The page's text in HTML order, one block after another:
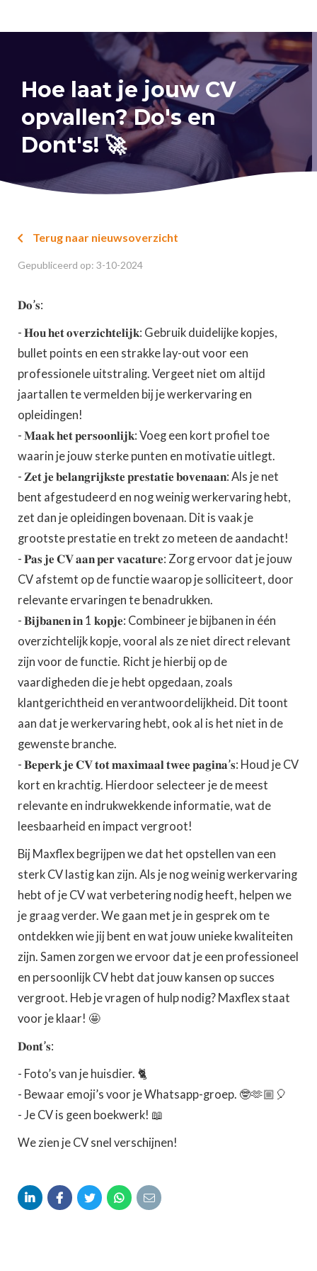
Hoe laat je jouw CV
opvallen? Do's en
Dont's! 🚀
 Terug naar nieuwsoverzicht
Gepubliceerd op: 3-10-2024
𝐃𝐨’𝐬:
- 𝐇𝐨𝐮 𝐡𝐞𝐭 𝐨𝐯𝐞𝐫𝐳𝐢𝐜𝐡𝐭𝐞𝐥𝐢𝐣𝐤: Gebruik duidelijke kopjes,
bullet points en een strakke lay-out voor een
professionele uitstraling. Vergeet niet om altijd
jaartallen te vermelden bij je werkervaring en
opleidingen!
- 𝐌𝐚𝐚𝐤 𝐡𝐞𝐭 𝐩𝐞𝐫𝐬𝐨𝐨𝐧𝐥𝐢𝐣𝐤: Voeg een kort profiel toe
waarin je jouw sterke punten en motivatie uitlegt.
- 𝐙𝐞𝐭 𝐣𝐞 𝐛𝐞𝐥𝐚𝐧𝐠𝐫𝐢𝐣𝐤𝐬𝐭𝐞 𝐩𝐫𝐞𝐬𝐭𝐚𝐭𝐢𝐞 𝐛𝐨𝐯𝐞𝐧𝐚𝐚𝐧: Als je net
bent afgestudeerd en nog weinig werkervaring hebt,
zet dan je opleidingen bovenaan. Dit is vaak je
grootste prestatie en trekt zo meteen de aandacht!
- 𝐏𝐚𝐬 𝐣𝐞 𝐂𝐕 𝐚𝐚𝐧 𝐩𝐞𝐫 𝐯𝐚𝐜𝐚𝐭𝐮𝐫𝐞: Zorg ervoor dat je jouw
CV afstemt op de functie waarop je solliciteert, door
relevante ervaringen te benadrukken.
- 𝐁𝐢𝐣𝐛𝐚𝐧𝐞𝐧 𝐢𝐧 1 𝐤𝐨𝐩𝐣𝐞: Combineer je bijbanen in één
overzichtelijk kopje, vooral als ze niet direct relevant
zijn voor de functie. Richt je hierbij op de
vaardigheden die je hebt opgedaan, zoals
klantgerichtheid en verantwoordelijkheid. Dit toont
aan dat je werkervaring hebt, ook al is het niet in de
gewenste branche.
- 𝐁𝐞𝐩𝐞𝐫𝐤 𝐣𝐞 𝐂𝐕 𝐭𝐨𝐭 𝐦𝐚𝐱𝐢𝐦𝐚𝐚𝐥 𝐭𝐰𝐞𝐞 𝐩𝐚𝐠𝐢𝐧𝐚’𝐬: Houd je CV
kort en krachtig. Hierdoor selecteer je de meest
relevante en indrukwekkende informatie, wat de
leesbaarheid en impact vergroot!
Bij Maxflex begrijpen we dat het opstellen van een
sterk CV lastig kan zijn. Als je nog weinig werkervaring
hebt of je CV wat verbetering nodig heeft, helpen we
je graag verder. We gaan met je in gesprek om te
ontdekken wie jij bent en wat jouw unieke kwaliteiten
zijn. Samen zorgen we ervoor dat je een professioneel
en persoonlijk CV hebt dat jouw kansen op succes
vergroot. Heb je vragen of hulp nodig? Maxflex staat
voor je klaar! 🤩
𝐃𝐨𝐧𝐭’𝐬:
- Foto’s van je huisdier. 🐈
- Bewaar emoji’s voor je Whatsapp-groep. 🤓🫶🏼🎈
- Je CV is geen boekwerk! 📖
We zien je CV snel verschijnen!
    